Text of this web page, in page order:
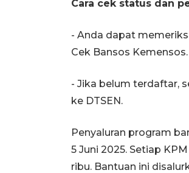
Cara cek status dan
- Anda dapat
Cek Bansos Kemensos.
- Jika belum terdaftar,
ke DTSEN.
Penyaluran program
5 Juni 2025. Setiap
ribu. Bantuan ini